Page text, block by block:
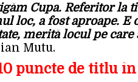
Cupa. Referitor la
loc, a fost aproape.
merită locul pe
Mutu.
puncte de titlu